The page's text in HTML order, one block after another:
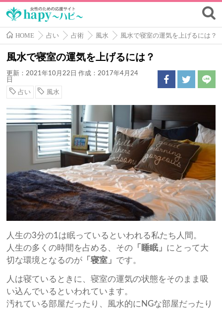
HOME 占い 占術 風水 風水で寝室の運気を上げるには？
風水で寝室の運気を上げるには？
更新：2021年10月22日 作成：2017年4月24
日
占い
風水
人生の3分の1は眠っているといわれる私たち人間。
人生の多くの時間を占める、その 「睡眠」 にとって大
切な環境となるのが 「寝室」 です。
人は寝ているときに、寝室の運気の状態をそのまま吸
い込んでいるといわれています。
汚れている部屋だったり、風水的にNGな部屋だったり